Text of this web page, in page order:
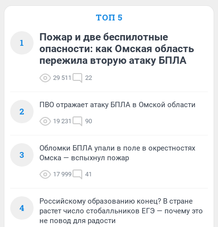
ТОП 5
1
Пожар и две беспилотные
опасности: как Омская область
пережила вторую атаку БПЛА
29 511 22
2
ПВО отражает атаку БПЛА в Омской области
19 231 90
3
Обломки БПЛА упали в поле в окрестностях
Омска — вспыхнул пожар
17 999 41
4
Российскому образованию конец? В стране
растет число стобалльников ЕГЭ — почему это
не повод для радости